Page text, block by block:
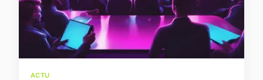
ACTU